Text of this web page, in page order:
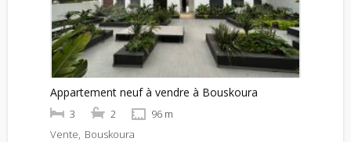
Appartement neuf à vendre à Bouskoura
3 2
96 m
Vente Bouskoura